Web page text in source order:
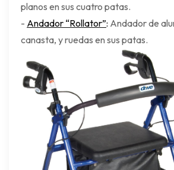
planos en sus cuatro patas.
- Andador “Rollator”: Andador de
canasta, y ruedas en sus patas.